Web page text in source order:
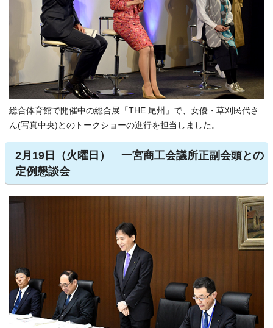
総合体育館で開催中の総合展「THE 尾州」で、女優・草刈民代さ
ん(写真中央)とのトークショーの進行を担当しました。
2月19日（火曜日） 一宮商工会議所正副会頭との
定例懇談会